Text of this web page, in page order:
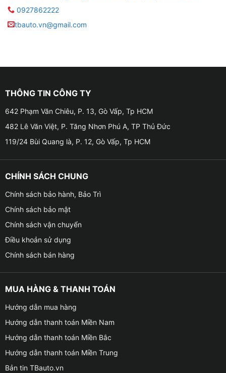
nilon dạng dày. Đây là một trong những loại bọc trần ô
tô ra đời đầu tiên trên thị trường.
– Bọc trần da công nghiệp/Simili: Sản phẩm này có
đặc điểm giống da thật từ màu sắc, độ mềm mịn đến
họa tiết.
nghiệp là da Simili (được làm từ sợi polyester, nhựa
PVC) và da PU (kết hợp giữa vụn da thật ép chung với
sợi polyester).
lớp da động vật (phổ biến là bò, heo, dê,…). Chất liệu
này thường mềm mại và dẻo dai. Trên thị trường hiện
đang có 2 loại là bọc trần da lộn thật và loại giả da.
Trong đó, loại da lộn giả da được phổ biến sử dụng
nhiều và có giá thành thấp hơn.
– Bọc trần 5D, 6D: Được sử dụng da PU kết hợp với
0927862222
tbauto.vn@gmail.com
THÔNG TIN CÔNG TY
642 Phạm Văn Chiêu, P. 13, Gò Vấp, Tp HCM
482 Lê Văn Việt, P. Tăng Nhơn Phú A, TP Thủ Đức
119/24 Bùi Quang là, P. 12, Gò Vấp, Tp HCM
CHÍNH SÁCH CHUNG
Chính sách bảo hành, Bảo Trì
Chính sách bảo mật
Chính sách vận chuyển
Điều khoản sử dụng
Chính sách bán hàng
MUA HÀNG & THANH TOÁN
Hướng dẫn mua hàng
Hướng dẫn thanh toán Miền Nam
Hướng dẫn thanh toán Miền Bắc
Hướng dẫn thanh toán Miền Trung
Bản tin TBauto.vn